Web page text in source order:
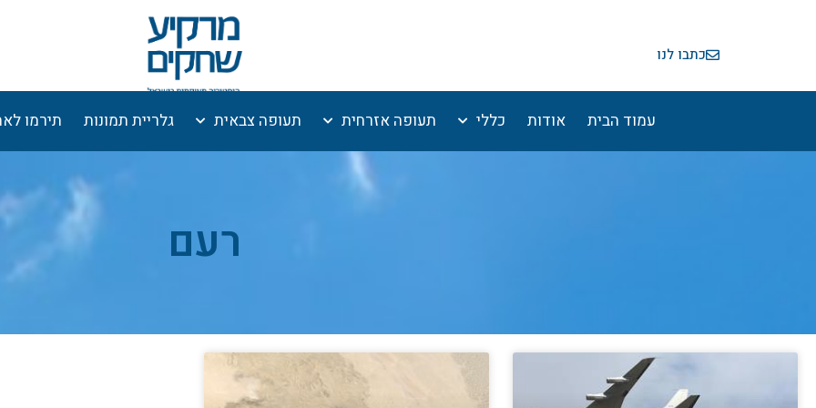
כתבו לנו
עמוד הבית אודות כללי תעופה אזרחית תעופה צבאית גלריית תמונות תירמו
רעם